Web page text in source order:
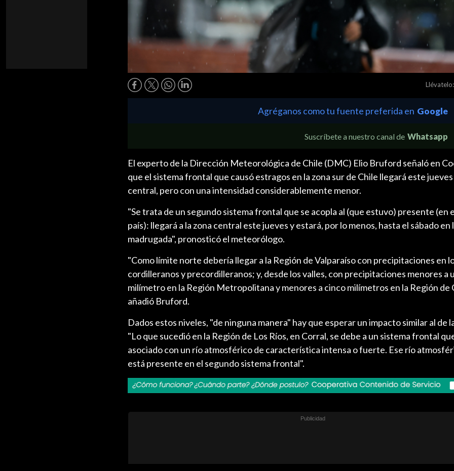
Llévatelo:
Agréganos como tu fuente preferida en Google
Suscríbete a nuestro canal de Whatsapp
El experto de la Dirección Meteorológica de Chile (DMC) Elio Bruford señaló en
que el sistema frontal que causó estragos en la zona sur de Chile llegará este jueves
central, pero con una intensidad considerablemente menor.
"Se trata de un segundo sistema frontal que se acopla al (que estuvo) presente (en
país): llegará a la zona central este jueves y estará, por lo menos, hasta el sábado en
madrugada", pronosticó el meteorólogo.
"Como límite norte debería llegar a la Región de Valparaíso con precipitaciones en
cordilleranos y precordilleranos; y, desde los valles, con precipitaciones menores a
milímetro en la Región Metropolitana y menores a cinco milímetros en la Región de
añadió Bruford.
Dados estos niveles, "de ninguna manera" hay que esperar un impacto similar al de
"Lo que sucedió en la Región de Los Ríos, en Corral, se debe a un sistema frontal
asociado con un río atmosférico de característica intensa o fuerte. Ese río
está presente en el segundo sistema frontal".